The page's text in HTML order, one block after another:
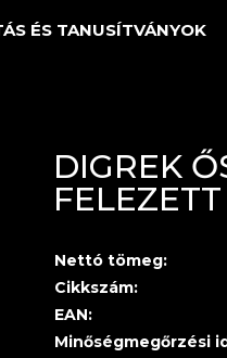
ÉS TANUSÍTVÁNYOK
DIGREK
Nettó tömeg:
Cikkszám:
EAN:
Minőségmegőrzési